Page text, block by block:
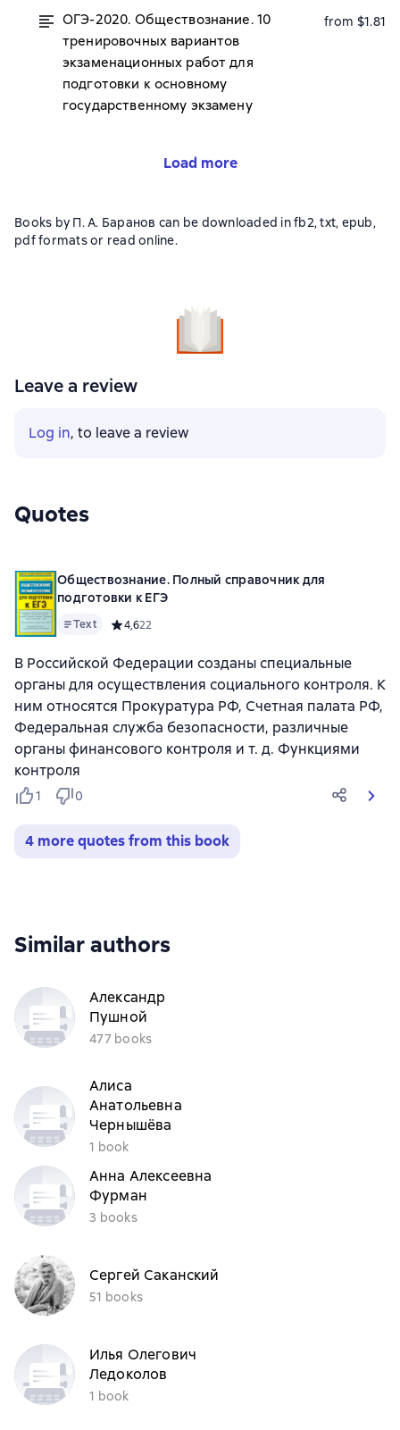
ОГЭ-2020. Обществознание. 10
тренировочных вариантов
экзаменационных работ для
подготовки к основному
государственному экзамену
from $1.81
Load more
Books by П. А. Баранов can be downloaded in fb2, txt, epub,
pdf formats or read online.
Leave a review
Log in, to leave a review
Quotes
Обществознание. Полный справочник для
подготовки к ЕГЭ
Text Средний рейтинг 4,6 на основе 22 оценок
4,622
В Российской Федерации созданы специальные
органы для осуществления социального контроля. К
ним относятся Прокуратура РФ, Счетная палата РФ,
Федеральная служба безопасности, различные
органы финансового контроля и т. д. Функциями
контроля
1 0
4 more quotes from this book
Similar authors
Александр
Пушной
477 books
Алиса
Анатольевна
Чернышёва
1 book
Анна Алексеевна
Фурман
3 books
Сергей Саканский
51 books
Илья Олегович
Ледоколов
1 book